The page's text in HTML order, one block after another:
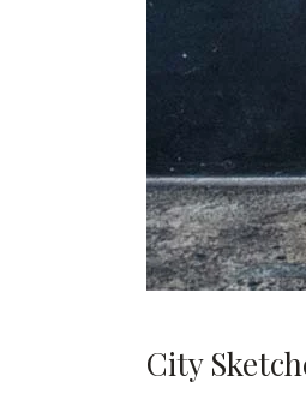
City